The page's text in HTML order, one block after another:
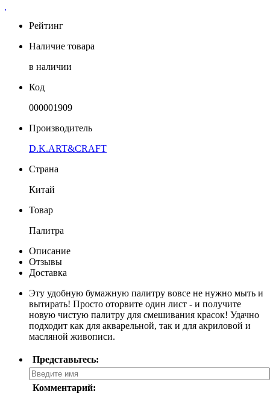
Рейтинг
Наличие товара
в наличии
Код
000001909
Производитель
D.K.ART&CRAFT
Страна
Китай
Товар
Палитра
Описание
Отзывы
Доставка
Эту удобную бумажную палитру вовсе не нужно мыть и
вытирать! Просто оторвите один лист - и получите
новую чистую палитру для смешивания красок! Удачно
подходит как для акварельной, так и для акриловой и
масляной живописи.
Представьтесь:
Комментарий: